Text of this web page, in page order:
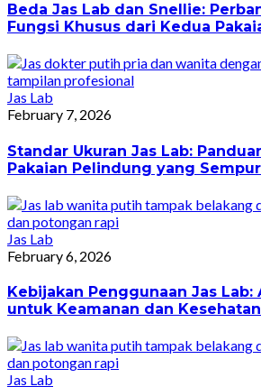
Beda Jas Lab dan Snellie:
Fungsi Khusus dari Kedua
Jas Lab
February 7, 2026
Standar Ukuran Jas Lab:
Pakaian Pelindung yang
Jas Lab
February 6, 2026
Kebijakan Penggunaan Jas
untuk Keamanan dan
Jas Lab